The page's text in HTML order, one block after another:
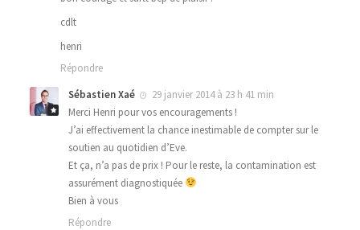
cdlt
henri
Répondre
Sébastien Xaé
29 janvier 2014 à 23 h 41 min
Merci Henri pour vos encouragements !
J’ai effectivement la chance inestimable de compter sur le
soutien au quotidien d’Eve.
Et ça, n’a pas de prix ! Pour le reste, la contamination est
assurément diagnostiquée
Bien à vous
Répondre